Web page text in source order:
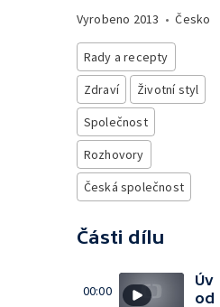
Vyrobeno 2013 •Česko
Rady a recepty
Zdraví
Životní styl
Společnost
Rozhovory
Česká společnost
Části dílu
00:00
Úv
od